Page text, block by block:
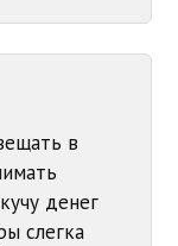
в
денег
слегка